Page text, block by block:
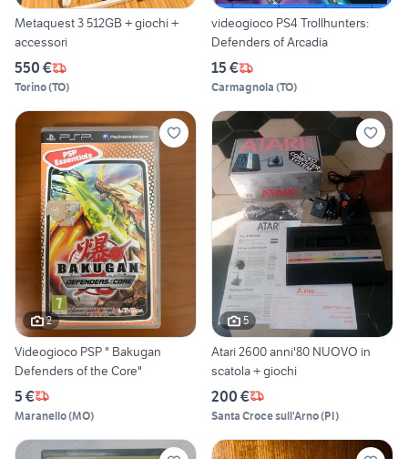
Metaquest 3 512GB + giochi +
accessori
550 €
Torino(TO)
videogioco PS4 Trollhunters:
Defenders of Arcadia
15 €
Carmagnola (TO)
2
Videogioco PSP " Bakugan
Defenders of the Core"
5 €
Maranello(MO)
5
Atari 2600 anni'80 NUOVO in
scatola + giochi
200 €
Santa Croce sull'Arno(PI)